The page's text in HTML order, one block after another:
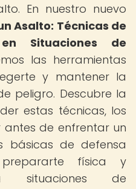
En nuestro nuevo
Asalto: Técnicas de
Situaciones de
las herramientas
y mantener la
peligro. Descubre la
estas técnicas, los
de enfrentar un
básicas de defensa
física y
situaciones de